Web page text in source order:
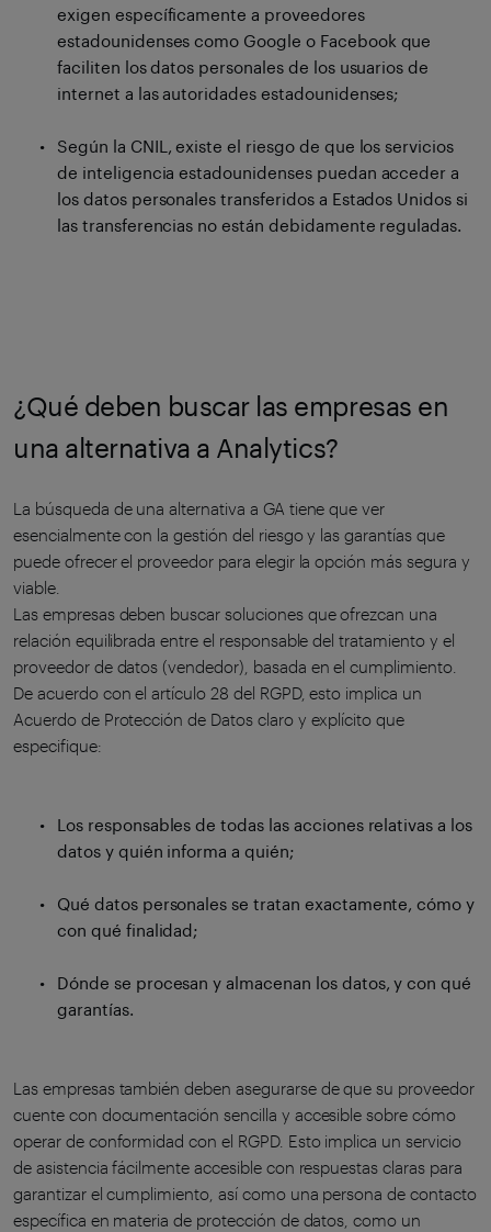
exigen específicamente a proveedores
estadounidenses como Google o Facebook que
faciliten los datos personales de los usuarios de
internet a las autoridades estadounidenses;
Según la CNIL, existe el riesgo de que los servicios
de inteligencia estadounidenses puedan acceder a
los datos personales transferidos a Estados Unidos si
las transferencias no están debidamente reguladas.
¿Qué deben buscar las empresas en
una alternativa a Analytics?
La búsqueda de una alternativa a GA tiene que ver
esencialmente con la gestión del riesgo y las garantías que
puede ofrecer el proveedor para elegir la opción más segura y
viable.
Las empresas deben buscar soluciones que ofrezcan una
relación equilibrada entre el responsable del tratamiento y el
proveedor de datos (vendedor), basada en el cumplimiento.
De acuerdo con el artículo 28 del RGPD, esto implica un
Acuerdo de Protección de Datos claro y explícito que
especifique:
Los responsables de todas las acciones relativas a los
datos y quién informa a quién;
Qué datos personales se tratan exactamente, cómo y
con qué finalidad;
Dónde se procesan y almacenan los datos, y con qué
garantías.
Las empresas también deben asegurarse de que su proveedor
cuente con documentación sencilla y accesible sobre cómo
operar de conformidad con el RGPD. Esto implica un servicio
de asistencia fácilmente accesible con respuestas claras para
garantizar el cumplimiento, así como una persona de contacto
específica en materia de protección de datos, como un